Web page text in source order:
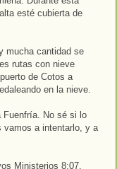
esté cubierta de
mucha cantidad se
rutas con nieve
de Cotos a
en la nieve.
Fuenfría. No sé si lo
vamos a intentarlo, y a
Ministerios 8:07,